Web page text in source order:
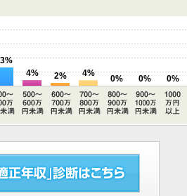
4%
2% 4%
0% 0% 0%